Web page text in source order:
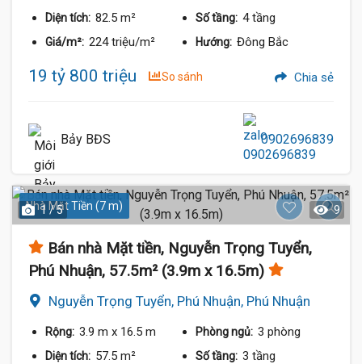
Diện tích: 82.5 m² Số tầng: 4 tầng
Giá/m²: 224 triệu/m² Hướng: Đông Bắc
19 tỷ 800 triệu So sánh Chia sẻ
Bảy BĐS 0902696839
Nhà Mặt Tiền (7 m)
1 / 5 9
Bán nhà Mặt tiền, Nguyễn Trọng Tuyển,
Phú Nhuận, 57.5m² (3.9m x 16.5m)
Nguyễn Trọng Tuyển, Phú Nhuận, Phú Nhuận
Rộng: 3.9 m x 16.5 m Phòng ngủ: 3 phòng
Diện tích: 57.5 m² Số tầng: 3 tầng